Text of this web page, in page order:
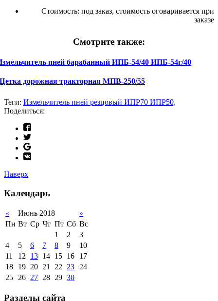
Стоимость: под заказ, стоимость оговаривается при
заказе
Смотрите также:
пней барабанный ИПБ-54/40 ИПБ-54г/40
дорожная тракторная МПВ-250/55
Теги: Измельчитель пней резцовый ИПР70 ИПР50,
Поделиться:
Наверх
Календарь
« Июнь 2018
»
Пн Вт Ср Чт Пт Сб Вс
1
2
3
4
5 6 7 8 9
10
11
12 13 14 15 16
17
18
19 20 21 22 23 24
25 26 27 28 29 30
Разделы сайта